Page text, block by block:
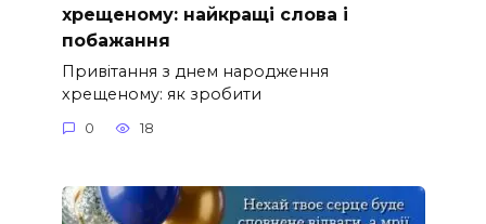
хрещеному: найкращі слова і
побажання
Привітання з днем народження
хрещеному: як зробити
0 18